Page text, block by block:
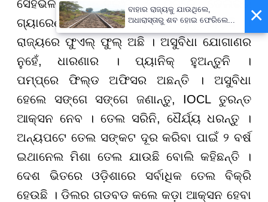
ସେହିଭଳି LPG ବୁକିଂର ୫ ଦିନରେ ଡେଲିଭରି
ଗ୍ୟାରେଣ୍ଟି । CNG ଷ୍ଟେସନ ସବୁ ଚାଲୁଛି ।
ରାଜ୍ୟରେ ଫୁଏଲ୍ ଫୁଲ୍ ଅଛି । ଅସୁବିଧା ଯୋଗାଣର
ନୁହେଁ, ଧାରଣାର । ପ୍ୟାନିକ୍ ହୁଅନ୍ତୁନି ।
ପମ୍ପ୍‌ରେ ଫିଲ୍ଡ ଅଫିସର ଅଛନ୍ତି । ଅସୁବିଧା
ହେଲେ ସଙ୍ଗେ ସଙ୍ଗେ ଜଣାନ୍ତୁ, IOCL ତୁରନ୍ତ
ଆକ୍ସନ ନେବ । ତେଲ ସରିନି, ଧୈର୍ଯ୍ୟ ଧରନ୍ତୁ ।
ଅନ୍ୟପଟେ ତେଲ ସଙ୍କଟ ଦୂର କରିବା ପାଇଁ ୨ ବର୍ଷ
ଇଥାନେଲ ମିଶା ତେଲ ଯାଉଛି ବୋଲି କହିଛନ୍ତି ।
ଦେଶ ଭିତରେ ଓଡ଼ିଶାରେ ସର୍ବାଧିକ ତେଲ ବିକ୍ରି
ହେଉଛି । ଡିଲର ଗଡବଡ କଲେ କଡ଼ା ଆକ୍ସନ ହେବା
×
ବାହାର ରାଜ୍ୟକୁ ଯାଉଥିଲେ,
ଅଧାରାସ୍ତାରୁ ଶବ ହୋଇ ଫେରିଲେ...